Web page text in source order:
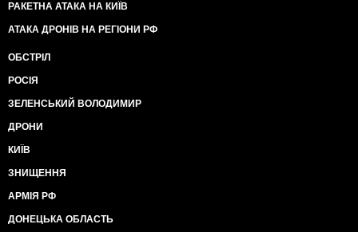
РАКЕТНА АТАКА НА КИЇВ
АТАКА ДРОНІВ НА РЕГІОНИ РФ
ОБСТРІЛ
РОСІЯ
ЗЕЛЕНСЬКИЙ ВОЛОДИМИР
ДРОНИ
КИЇВ
ЗНИЩЕННЯ
АРМІЯ РФ
ДОНЕЦЬКА ОБЛАСТЬ